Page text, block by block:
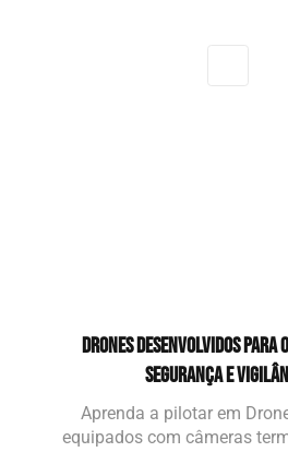
DRONES DESENVOLVIDOS PARA
SEGURANÇA E
Aprenda a pilotar em
equipados com câmeras